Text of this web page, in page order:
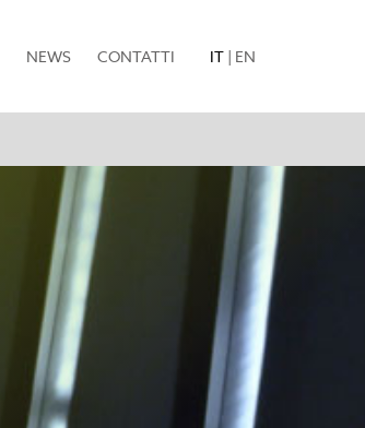
NEWS CONTATTI IT | EN